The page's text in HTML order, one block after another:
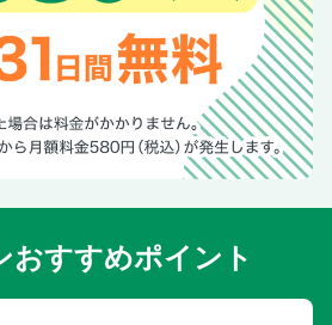
おすすめポイント